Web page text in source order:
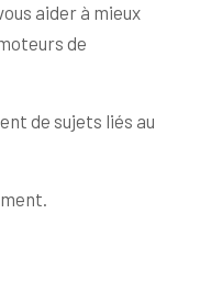
aider à mieux
de
de sujets liés au